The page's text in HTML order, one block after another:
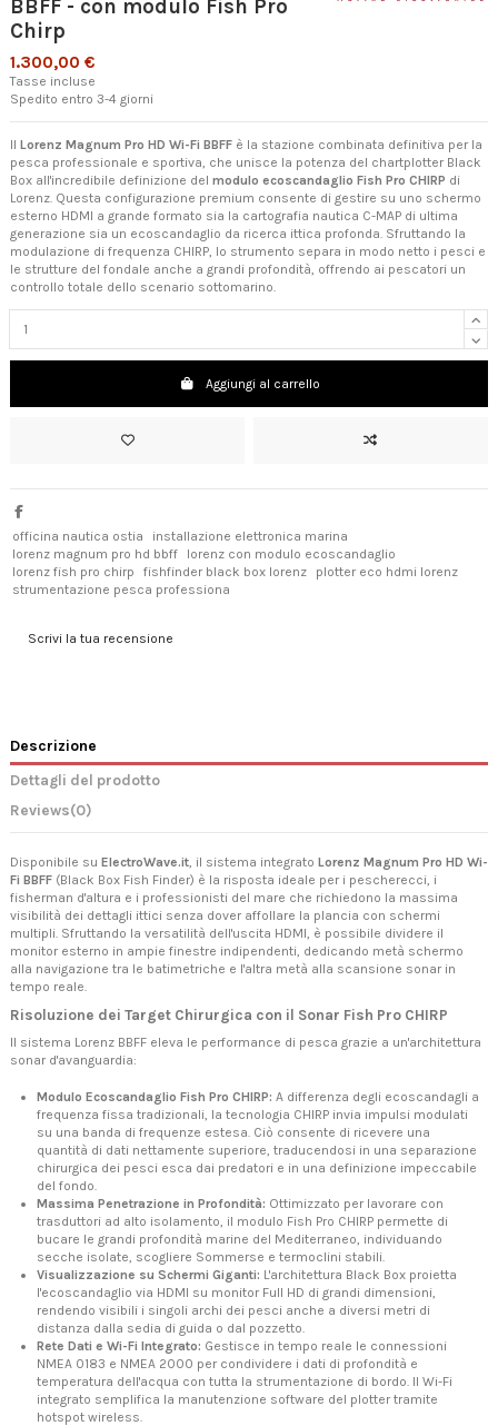
BBFF - con modulo Fish Pro
Chirp
1.300,00 €
Tasse incluse
Spedito entro 3-4 giorni
Il Lorenz Magnum Pro HD Wi-Fi BBFF è la stazione combinata definitiva per la
pesca professionale e sportiva, che unisce la potenza del chartplotter Black
Box all'incredibile definizione del modulo ecoscandaglio Fish Pro CHIRP di
Lorenz. Questa configurazione premium consente di gestire su uno schermo
esterno HDMI a grande formato sia la cartografia nautica C-MAP di ultima
generazione sia un ecoscandaglio da ricerca ittica profonda. Sfruttando la
modulazione di frequenza CHIRP, lo strumento separa in modo netto i pesci e
le strutture del fondale anche a grandi profondità, offrendo ai pescatori un
controllo totale dello scenario sottomarino.
Aggiungi al carrello
officina nautica ostia
installazione elettronica marina
lorenz magnum pro hd bbff
lorenz con modulo ecoscandaglio
lorenz fish pro chirp
fishfinder black box lorenz
plotter eco hdmi lorenz
strumentazione pesca professiona
Scrivi la tua recensione
Descrizione
Dettagli del prodotto
Reviews(0)
Disponibile su ElectroWave.it, il sistema integrato Lorenz Magnum Pro HD Wi-
Fi BBFF (Black Box Fish Finder) è la risposta ideale per i pescherecci, i
fisherman d'altura e i professionisti del mare che richiedono la massima
visibilità dei dettagli ittici senza dover affollare la plancia con schermi
multipli. Sfruttando la versatilità dell'uscita HDMI, è possibile dividere il
monitor esterno in ampie finestre indipendenti, dedicando metà schermo
alla navigazione tra le batimetriche e l'altra metà alla scansione sonar in
tempo reale.
Risoluzione dei Target Chirurgica con il Sonar Fish Pro CHIRP
Il sistema Lorenz BBFF eleva le performance di pesca grazie a un'architettura
sonar d'avanguardia:
Modulo Ecoscandaglio Fish Pro CHIRP: A differenza degli ecoscandagli a
frequenza fissa tradizionali, la tecnologia CHIRP invia impulsi modulati
su una banda di frequenze estesa. Ciò consente di ricevere una
quantità di dati nettamente superiore, traducendosi in una separazione
chirurgica dei pesci esca dai predatori e in una definizione impeccabile
del fondo.
Massima Penetrazione in Profondità: Ottimizzato per lavorare con
trasduttori ad alto isolamento, il modulo Fish Pro CHIRP permette di
bucare le grandi profondità marine del Mediterraneo, individuando
secche isolate, scogliere Sommerse e termoclini stabili.
Visualizzazione su Schermi Giganti: L'architettura Black Box proietta
l'ecoscandaglio via HDMI su monitor Full HD di grandi dimensioni,
rendendo visibili i singoli archi dei pesci anche a diversi metri di
distanza dalla sedia di guida o dal pozzetto.
Rete Dati e Wi-Fi Integrato: Gestisce in tempo reale le connessioni
NMEA 0183 e NMEA 2000 per condividere i dati di profondità e
temperatura dell'acqua con tutta la strumentazione di bordo. Il Wi-Fi
integrato semplifica la manutenzione software del plotter tramite
hotspot wireless.